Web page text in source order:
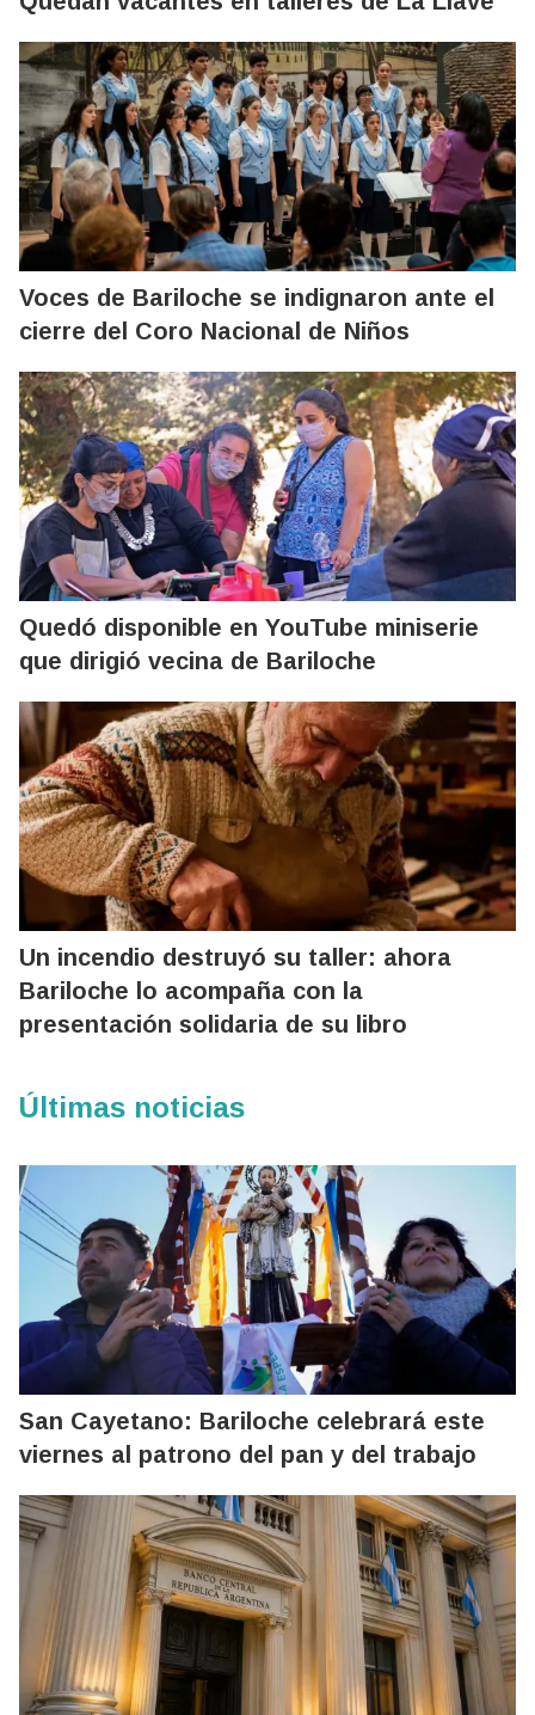
Voces de Bariloche se indignaron ante el
cierre del Coro Nacional de Niños
Quedó disponible en YouTube miniserie
que dirigió vecina de Bariloche
Un incendio destruyó su taller: ahora
Bariloche lo acompaña con la
presentación solidaria de su libro
Últimas noticias
San Cayetano: Bariloche celebrará este
viernes al patrono del pan y del trabajo